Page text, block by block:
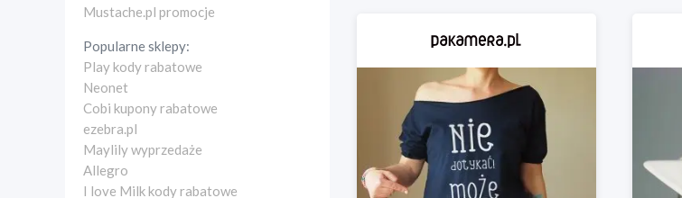
Mustache.pl promocje
Popularne sklepy:
Play kody rabatowe
Neonet
Cobi kupony rabatowe
ezebra.pl
Maylily wyprzedaże
Allegro
I love Milk kody rabatowe